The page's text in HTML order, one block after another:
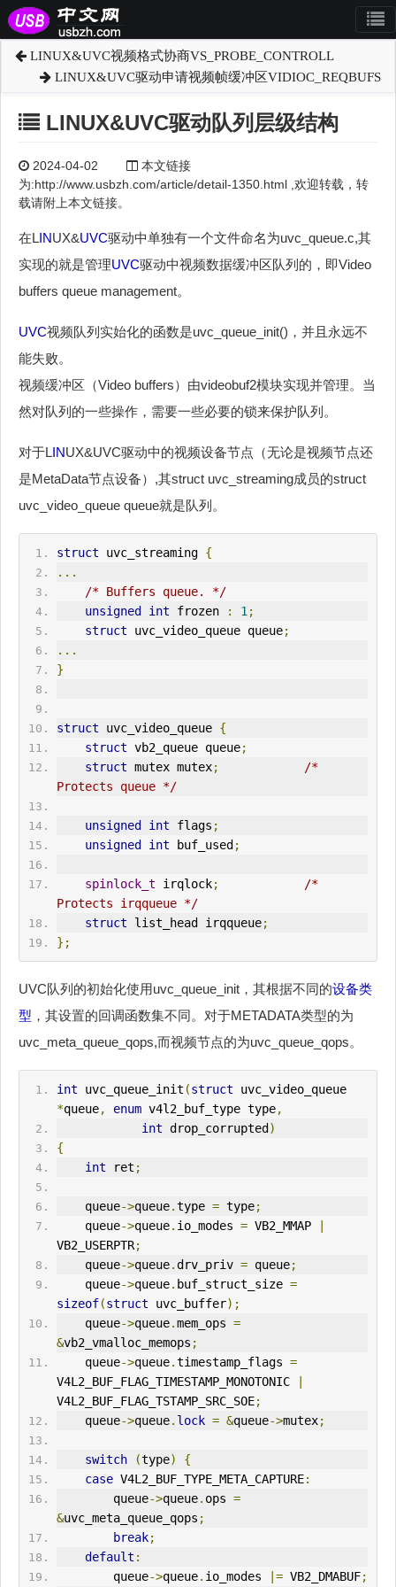
LINUX&UVC视频格式协商VS_PROBE_CONTROLL
LINUX&UVC驱动申请视频帧缓冲区VIDIOC_REQBUFS
LINUX&UVC驱动队列层级结构
2024-04-02
本文链接
为:http://www.usbzh.com/article/detail-1350.html ,欢迎转载，转
载请附上本文链接。
在LINUX&UVC驱动中单独有一个文件命名为uvc_queue.c,其
实现的就是管理UVC驱动中视频数据缓冲区队列的，即Video
buffers queue management。
UVC视频队列实始化的函数是uvc_queue_init()，并且永远不
能失败。
视频缓冲区（Video buffers）由videobuf2模块实现并管理。当
然对队列的一些操作，需要一些必要的锁来保护队列。
对于LINUX&UVC驱动中的视频设备节点（无论是视频节点还
是MetaData节点设备）,其struct uvc_streaming成员的struct
uvc_video_queue queue就是队列。
struct uvc_streaming {
...
/* Buffers queue. */
unsigned
int frozen : 1 ;
struct uvc_video_queue queue;
...
}
struct uvc_video_queue {
struct vb2_queue queue;
struct mutex mutex;
/*
Protects queue */
unsigned int flags ;
unsigned
int buf_used ;
spinlock_t irqlock;
/*
Protects irqqueue */
struct list_head irqqueue;
};
UVC队列的初始化使用uvc_queue_init，其根据不同的设备类
型 ，其设置的回调函数集不同。对于METADATA类型的为
uvc_meta_queue_qops,而视频节点的为uvc_queue_qops。
int uvc_queue_init (struct
uvc_video_queue
*queue, enum v4l2_buf_type type,
int drop_corrupted )
{
int ret ;
    queue
->queue.type = type;
    queue
->queue. io_modes = VB2_MMAP
VB2_USERPTR;
    queue
->queue.drv_priv = queue;
    queue
->queue. buf_struct_size =
sizeof(struct uvc_buffer);
    queue
->queue.mem_ops =
&vb2_vmalloc_memops ;
    queue
->queue.timestamp_flags =
V4L2_BUF_FLAG_TIMESTAMP_MONOTONIC
V4L2_BUF_FLAG_TSTAMP_SRC_SOE;
    queue
->queue. lock = &queue->mutex;
switch (type)
{
case V4L2_BUF_TYPE_META_CAPTURE:
        queue
->queue. ops =
&uvc_meta_queue_qops ;
break;
default :
        queue
->queue. io_modes |= VB2_DMABUF;